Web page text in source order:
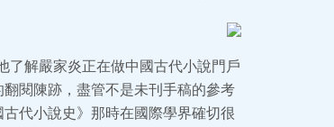
了解嚴家炎正在做中國古代小說門戶
閱陳跡，盡管不是未刊手稿的參考
代小說史》那時在國際學界確切很